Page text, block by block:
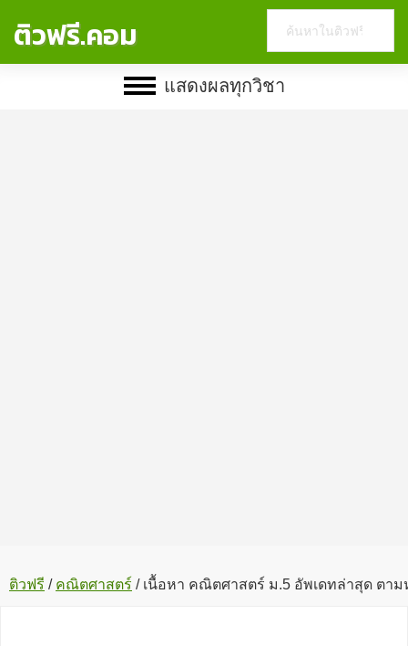
ติวฟรี.คอม
website
แสดงผลทุกวิชา
ติวฟรี / คณิตศาสตร์ /เนื้อหา คณิตศาสตร์ ม.5 อัพเดทล่าสุด ตา